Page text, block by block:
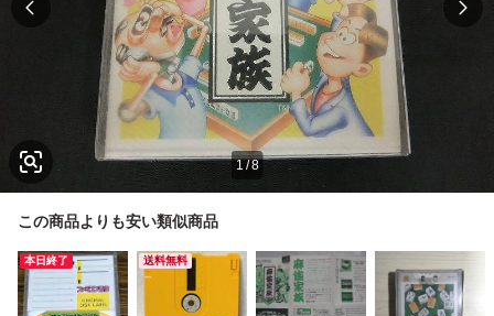
1 /8
この商品よりも安い類似商品
本日終了 送料無料